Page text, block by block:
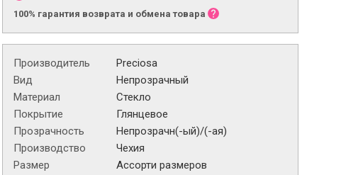
100% гарантия возврата и обмена товара
Производитель
Preciosa
Вид
Непрозрачный
Материал
Стекло
Покрытие
Глянцевое
Прозрачность
Непрозрачн(-ый)/(-ая)
Производство
Чехия
Размер
Ассорти размеров